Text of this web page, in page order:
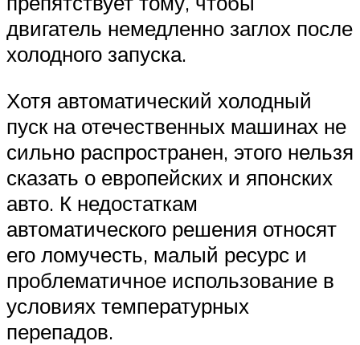
двигатель немедленно заглох после
холодного запуска.
Хотя автоматический холодный
пуск на отечественных машинах не
сильно распространен, этого нельзя
сказать о европейских и японских
авто. К недостаткам
автоматического решения относят
его ломучесть, малый ресурс и
проблематичное использование в
условиях температурных
перепадов.